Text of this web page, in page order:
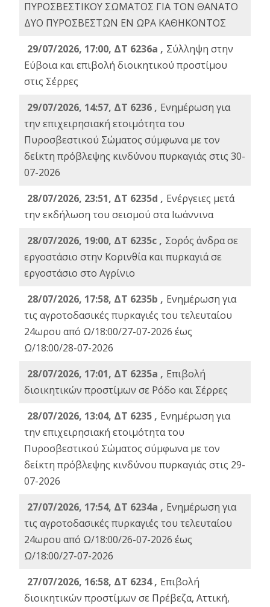
ΠΥΡΟΣΒΕΣΤΙΚΟΥ ΣΩΜΑΤΟΣ ΓΙΑ ΤΟΝ ΘΑΝΑΤΟ
ΔΥΟ ΠΥΡΟΣΒΕΣΤΩΝ ΕΝ ΩΡΑ ΚΑΘΗΚΟΝΤΟΣ
29/07/2026, 17:00, ΔΤ 6236a , Σύλληψη στην
Εύβοια και επιβολή διοικητικού προστίμου
στις Σέρρες
29/07/2026, 14:57, ΔΤ 6236 , Ενημέρωση για
την επιχειρησιακή ετοιμότητα του
Πυροσβεστικού Σώματος σύμφωνα με τον
δείκτη πρόβλεψης κινδύνου πυρκαγιάς στις 30-
07-2026
28/07/2026, 23:51, ΔΤ 6235d , Ενέργειες μετά
την εκδήλωση του σεισμού στα Ιωάννινα
28/07/2026, 19:00, ΔΤ 6235c , Σορός άνδρα σε
εργοστάσιο στην Κορινθία και πυρκαγιά σε
εργοστάσιο στο Αγρίνιο
28/07/2026, 17:58, ΔΤ 6235b , Ενημέρωση για
τις αγροτοδασικές πυρκαγιές του τελευταίου
24ωρου από Ω/18:00/27-07-2026 έως
Ω/18:00/28-07-2026
28/07/2026, 17:01, ΔΤ 6235a , Eπιβολή
διοικητικών προστίμων σε Ρόδο και Σέρρες
28/07/2026, 13:04, ΔΤ 6235 , Ενημέρωση για
την επιχειρησιακή ετοιμότητα του
Πυροσβεστικού Σώματος σύμφωνα με τον
δείκτη πρόβλεψης κινδύνου πυρκαγιάς στις 29-
07-2026
27/07/2026, 17:54, ΔΤ 6234a , Ενημέρωση για
τις αγροτοδασικές πυρκαγιές του τελευταίου
24ωρου από Ω/18:00/26-07-2026 έως
Ω/18:00/27-07-2026
27/07/2026, 16:58, ΔΤ 6234 , Eπιβολή
διοικητικών προστίμων σε Πρέβεζα, Αττική,